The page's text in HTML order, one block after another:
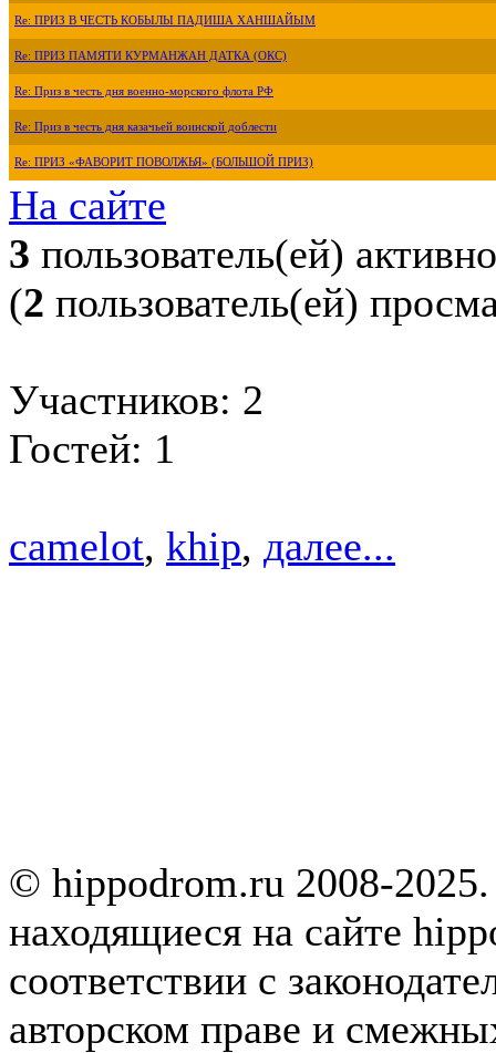
Re: ПРИЗ В ЧЕСТЬ КОБЫЛЫ ПАДИША ХАНШАЙЫМ
Re: ПРИЗ ПАМЯТИ КУРМАНЖАН ДАТКА (ОКС)
Re: Приз в честь дня военно-морского флота РФ
Re: Приз в честь дня казачьей воинской доблести
Re: ПРИЗ «ФАВОРИТ ПОВОЛЖЬЯ» (БОЛЬШОЙ ПРИЗ)
На сайте
3 пользователь(ей) активно
(2 пользователь(ей)
Участников: 2
Гостей: 1
camelot, khip, далее...
© hippodrom.ru 2008-
находящиеся на сайте
соответствии с
авторском праве и